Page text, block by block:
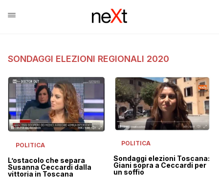
SONDAGGI ELEZIONI REGIONALI 2020
POLITICA
L’ostacolo che separa
Susanna Ceccardi dalla
vittoria in Toscana
POLITICA
Sondaggi elezioni Toscana:
Giani sopra a Ceccardi per
un soffio